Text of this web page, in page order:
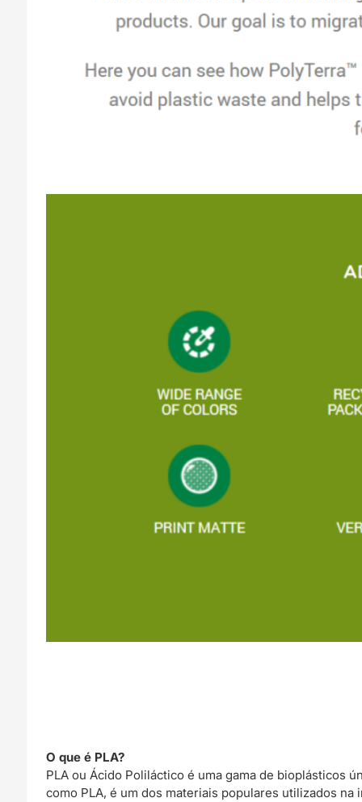
O que é PLA?
PLA ou Ácido Poliláctico é uma gama de bioplásticos
como PLA, é um dos materiais populares utilizados na